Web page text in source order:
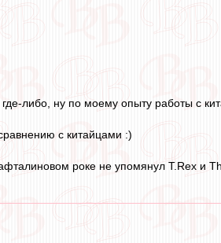
либо, ну по моему опыту работы с
с китайцами :)
роке не упомянул T.Rex и